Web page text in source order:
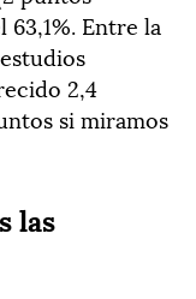
Entre la
2,4
si miramos
las